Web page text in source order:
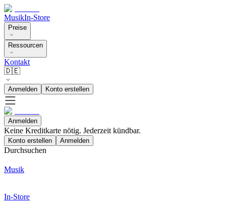
MusikIn-Store
Preise
Ressourcen
Kontakt
🇩🇪
Anmelden Konto erstellen
Anmelden
Keine Kreditkarte nötig. Jederzeit kündbar.
Konto erstellen Anmelden
Durchsuchen
Musik
In-Store